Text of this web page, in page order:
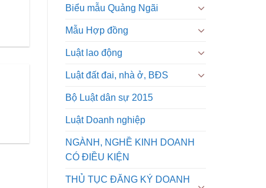
Biểu mẫu Quảng Ngãi
Mẫu Hợp đồng
Luật lao động
Luật đất đai, nhà ở, BĐS
Bộ Luật dân sự 2015
Luật Doanh nghiệp
NGÀNH, NGHỀ KINH DOANH
CÓ ĐIỀU KIỆN
THỦ TỤC ĐĂNG KÝ DOANH